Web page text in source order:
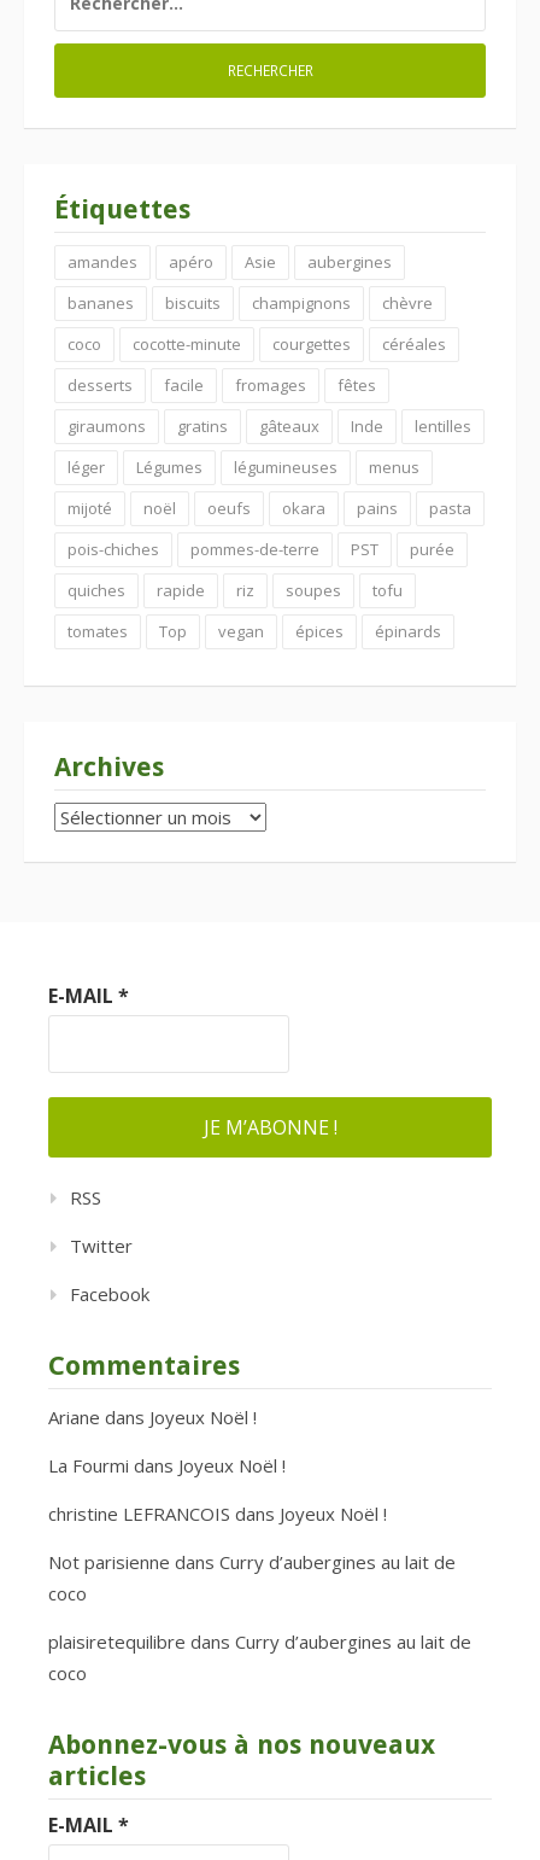
Étiquettes
amandes apéro Asie
aubergines
bananes
biscuits champignons
chèvre
coco
cocotte-minute courgettes
céréales
desserts
facile fromages
fêtes
giraumons
gratins gâteaux Inde
lentilles
léger
Légumes légumineuses
menus
mijoté
noël oeufs okara pains
pasta
pois-chiches
pommes-de-terre PST
purée
quiches
rapide riz soupes
tofu
tomates
Top vegan épices épinards
Archives
Archives
E-MAIL *
RSS
Twitter
Facebook
Commentaires
Ariane dans Joyeux Noël !
La Fourmi dans Joyeux Noël !
christine LEFRANCOIS dans Joyeux Noël !
Not parisienne dans Curry d’aubergines au lait de
coco
plaisiretequilibre dans Curry d’aubergines au lait de
coco
Abonnez-vous à nos nouveaux
articles
E-MAIL *